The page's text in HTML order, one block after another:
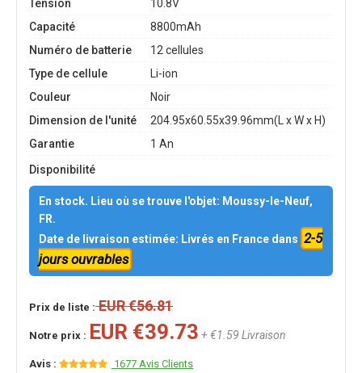
Tension
10.8V
Capacité
8800mAh
Numéro de batterie
12 cellules
Type de cellule
Li-ion
Couleur
Noir
Dimension de l'unité
204.95x60.55x39.96mm(L x W x H)
Garantie
1 An
Disponibilité
En stock. Lieu où se trouve l'objet: Moussy-le-Neuf,
FR.
Date de livraison estimée: Livrés en France dans 2-5
jours ouvrables
Prix de liste :EUR €56.81
Notre prix : EUR €39.73 + €1.59 Livraison
Avis : 1677 Avis Clients